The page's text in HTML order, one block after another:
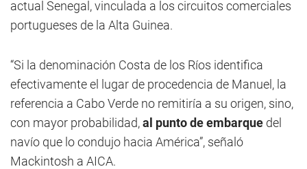
actual Senegal, vinculada a los circuitos comerciales
portugueses de la Alta Guinea.
“Si la denominación Costa de los Ríos identifica
efectivamente el lugar de procedencia de Manuel, la
referencia a Cabo Verde no remitiría a su origen, sino,
con mayor probabilidad,al punto de embarque del
navío que lo condujo hacia América”, señaló
Mackintosh a AICA.